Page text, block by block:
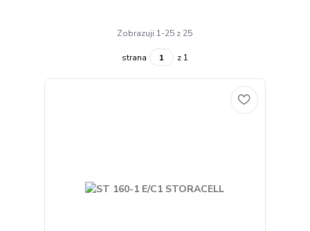
Zobrazuji 1-25 z 25
strana z 1